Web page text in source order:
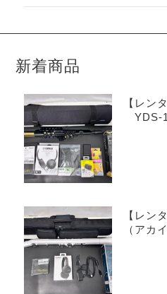
新着商品
【レン
YDS-
【レン
（アカ